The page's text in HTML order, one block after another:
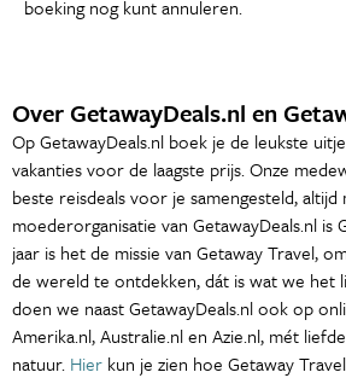
boeking nog kunt annuleren.
Over GetawayDeals.nl en
Op GetawayDeals.nl boek je de leukste
vakanties voor de laagste prijs. Onze
beste reisdeals voor je samengesteld,
moederorganisatie van GetawayDeals.nl is
jaar is het de missie van Getaway Travel,
de wereld te ontdekken, dát is wat we het
doen we naast GetawayDeals.nl ook op
Amerika.nl, Australie.nl en Azie.nl, mét
natuur. Hier kun je zien hoe Getaway